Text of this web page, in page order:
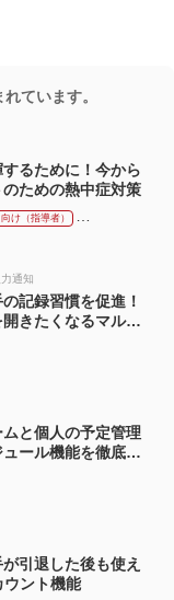
ています。
るために！今から
ための熱中症対策
け（指導者）
通知
の記録習慣を促進！
きたくなるマル秘
ムと個人の予定管理
ール機能を徹底解
が引退した後も使え
ウント機能